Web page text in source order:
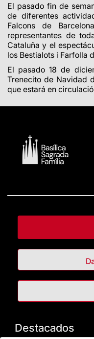
El pasado fin de
de diferentes
Falcons de
representantes de
Cataluña y el
los Bestialots i Farfolla
El pasado 18 de
Trenecito de Navidad
que estará en
Destacados